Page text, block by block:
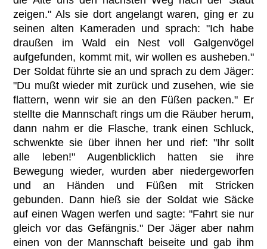
zeigen." Als sie dort angelangt waren, ging er zu
seinen alten Kameraden und sprach: "Ich habe
draußen im Wald ein Nest voll Galgenvögel
aufgefunden, kommt mit, wir wollen es ausheben."
Der Soldat führte sie an und sprach zu dem Jäger:
"Du mußt wieder mit zurück und zusehen, wie sie
flattern, wenn wir sie an den Füßen packen." Er
stellte die Mannschaft rings um die Räuber herum,
dann nahm er die Flasche, trank einen Schluck,
schwenkte sie über ihnen her und rief: "Ihr sollt
alle leben!" Augenblicklich hatten sie ihre
Bewegung wieder, wurden aber niedergeworfen
und an Händen und Füßen mit Stricken
gebunden. Dann hieß sie der Soldat wie Säcke
auf einen Wagen werfen und sagte: "Fahrt sie nur
gleich vor das Gefängnis." Der Jäger aber nahm
einen von der Mannschaft beiseite und gab ihm